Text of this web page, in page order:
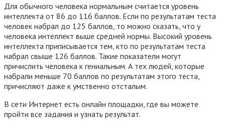
Для обычного человека нормальным считается уровень
интеллекта от 86 до 116 баллов. Если по результатам теста
человек набрал до 125 баллов, то можно сказать, что у
человека интеллект выше средней нормы. Высокий уровень
интеллекта приписывается тем, кто по результатам теста
набрал свыше 126 баллов. Такие показатели могут
причислить человека к гениальным. А тех людей, которые
набрали меньше 70 баллов по результатам этого теста,
причисляют даже к умственно отсталым.
В сети Интернет есть онлайн площадки, где вы можете
пройти все задания и узнать результат.